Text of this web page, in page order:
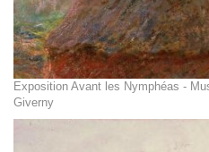
Exposition Avant les Nymphéas -
Giverny